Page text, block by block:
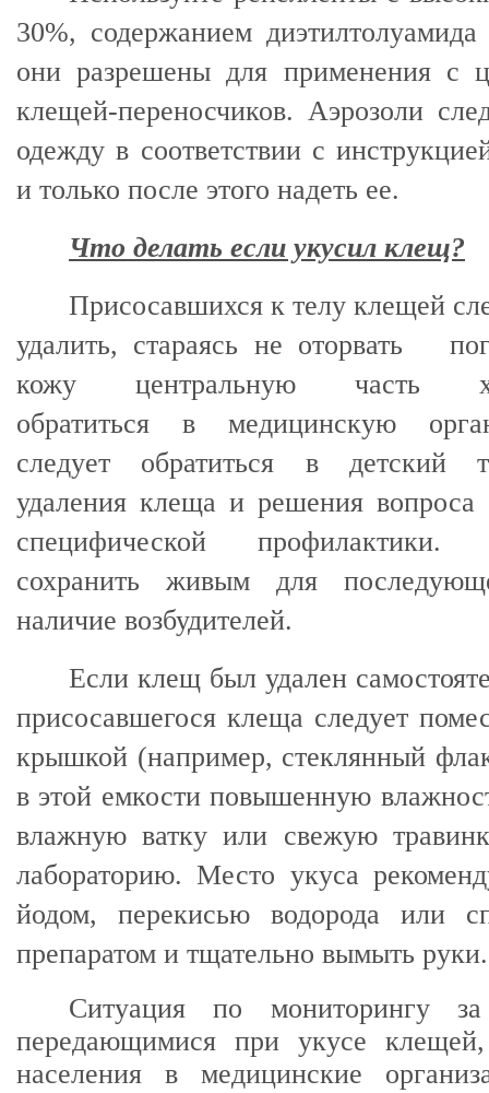
30%, содержанием
они разрешены для применения с
клещей-переносчиков. Аэрозоли
одежду в соответствии с
и только после этого надеть ее.
Что делать если укусил клещ?
Присосавшихся к телу клещей
удалить, стараясь не оторвать
кожу центральную часть
обратиться в медицинскую
следует обратиться в детский
удаления клеща и решения вопроса
специфической
сохранить живым для
наличие возбудителей.
Если клещ был удален
присосавшегося клеща следует
крышкой (например, стеклянный
в этой емкости повышенную
влажную ватку или свежую
лабораторию. Место укуса
йодом, перекисью водорода или
препаратом и тщательно вымыть руки.
Ситуация по мониторингу за
передающимися при укусе
населения в медицинские